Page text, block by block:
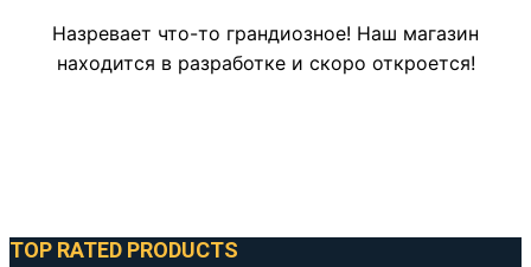
Назревает что-то грандиозное! Наш магазин
находится в разработке и скоро откроется!
TOP RATED PRODUCTS